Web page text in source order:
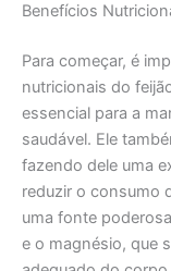
Benefícios
Para começar, é
nutricionais do
essencial para a
saudável. Ele
fazendo dele uma
reduzir o consumo
uma fonte
e o magnésio, que